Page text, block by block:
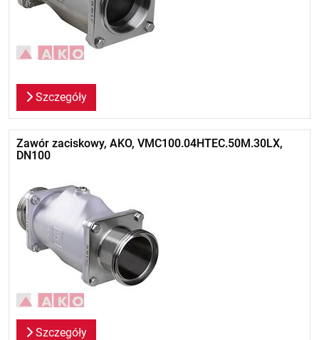
Szczegóły
Zawór zaciskowy, AKO, VMC100.04HTEC.50M.30LX,
DN100
Szczegóły